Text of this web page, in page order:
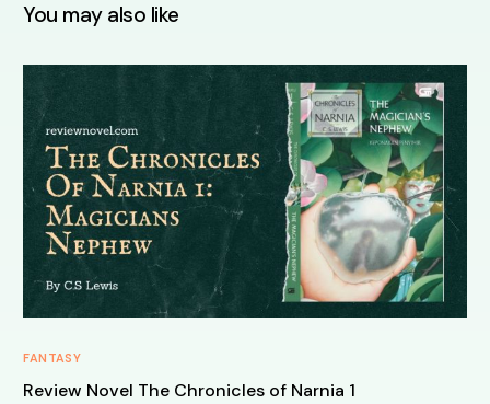
You may also like
FANTASY
Review Novel The Chronicles of Narnia 1